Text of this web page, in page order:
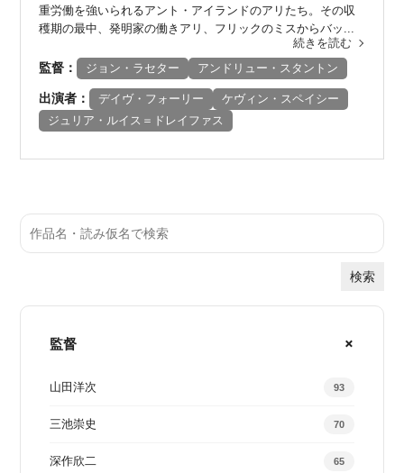
重労働を強いられるアント・アイランドのアリたち。その収
穫期の最中、発明家の働きアリ、フリックのミスからバッ...
続きを読む
監督： ジョン・ラセター アンドリュー・スタントン
出演者： デイヴ・フォーリー
ケヴィン・スペイシー
ジュリア・ルイス＝ドレイファス
検索
監督
山田洋次 93
三池崇史 70
深作欣二 65